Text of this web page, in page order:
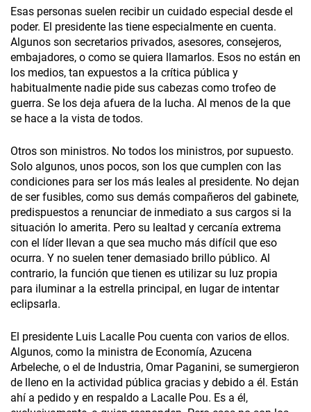
Esas personas suelen recibir un cuidado especial desde el
poder. El presidente las tiene especialmente en cuenta.
Algunos son secretarios privados, asesores, consejeros,
embajadores, o como se quiera llamarlos. Esos no están en
los medios, tan expuestos a la crítica pública y
habitualmente nadie pide sus cabezas como trofeo de
guerra. Se los deja afuera de la lucha. Al menos de la que
se hace a la vista de todos.
Otros son ministros. No todos los ministros, por supuesto.
Solo algunos, unos pocos, son los que cumplen con las
condiciones para ser los más leales al presidente. No dejan
de ser fusibles, como sus demás compañeros del gabinete,
predispuestos a renunciar de inmediato a sus cargos si la
situación lo amerita. Pero su lealtad y cercanía extrema
con el líder llevan a que sea mucho más difícil que eso
ocurra. Y no suelen tener demasiado brillo público. Al
contrario, la función que tienen es utilizar su luz propia
para iluminar a la estrella principal, en lugar de intentar
eclipsarla.
El presidente Luis Lacalle Pou cuenta con varios de ellos.
Algunos, como la ministra de Economía, Azucena
Arbeleche, o el de Industria, Omar Paganini, se sumergieron
de lleno en la actividad pública gracias y debido a él. Están
ahí a pedido y en respaldo a Lacalle Pou. Es a él,